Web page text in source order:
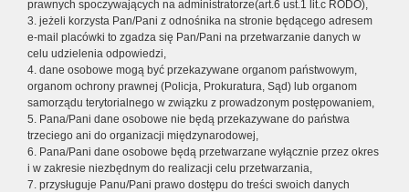
prawnych spoczywających na administratorze(art.6 ust.1 lit.c RODO),
3. jeżeli korzysta Pan/Pani z odnośnika na stronie będącego adresem
e-mail placówki to zgadza się Pan/Pani na przetwarzanie danych w
celu udzielenia odpowiedzi,
4. dane osobowe mogą być przekazywane organom państwowym,
organom ochrony prawnej (Policja, Prokuratura, Sąd) lub organom
samorządu terytorialnego w związku z prowadzonym postępowaniem,
5. Pana/Pani dane osobowe nie będą przekazywane do państwa
trzeciego ani do organizacji międzynarodowej,
6. Pana/Pani dane osobowe będą przetwarzane wyłącznie przez okres
i w zakresie niezbędnym do realizacji celu przetwarzania,
7. przysługuje Panu/Pani prawo dostępu do treści swoich danych